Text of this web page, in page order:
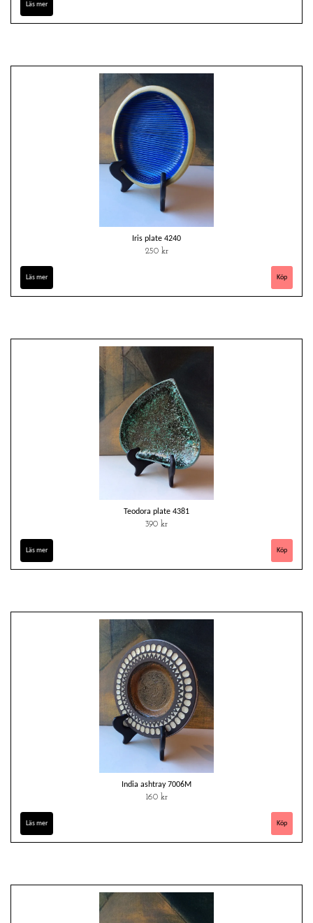
Läs mer
Iris plate 4240
250 kr
Läs mer
Teodora plate 4381
390 kr
Läs mer
India ashtray 7006M
160 kr
Läs mer